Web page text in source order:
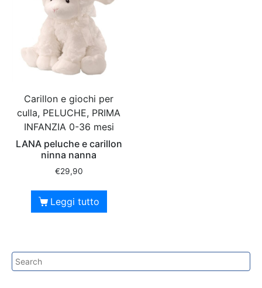
Carillon e giochi per
culla, PELUCHE, PRIMA
INFANZIA 0-36 mesi
LANA peluche e carillon
ninna nanna
€29,90
Leggi tutto